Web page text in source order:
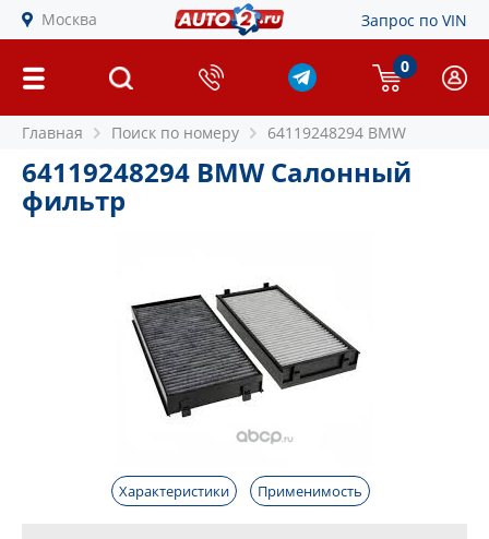
Москва Запрос по VIN
0
Главная Поиск по номеру 64119248294 BMW
64119248294 BMW Салонный
фильтр
Характеристики Применимость